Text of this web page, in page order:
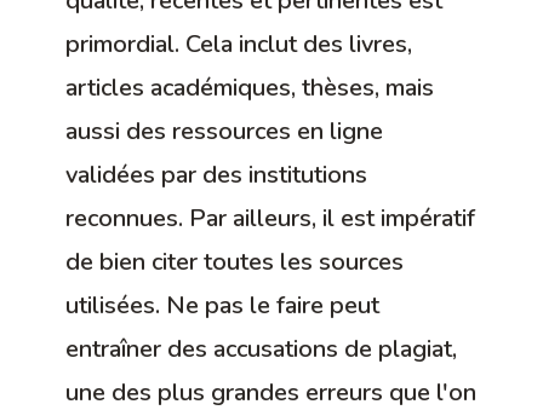
primordial. Cela inclut des livres,
articles académiques, thèses, mais
aussi des ressources en ligne
validées par des institutions
reconnues. Par ailleurs, il est impératif
de bien citer toutes les sources
utilisées. Ne pas le faire peut
entraîner des accusations de plagiat,
une des plus grandes erreurs que l'on